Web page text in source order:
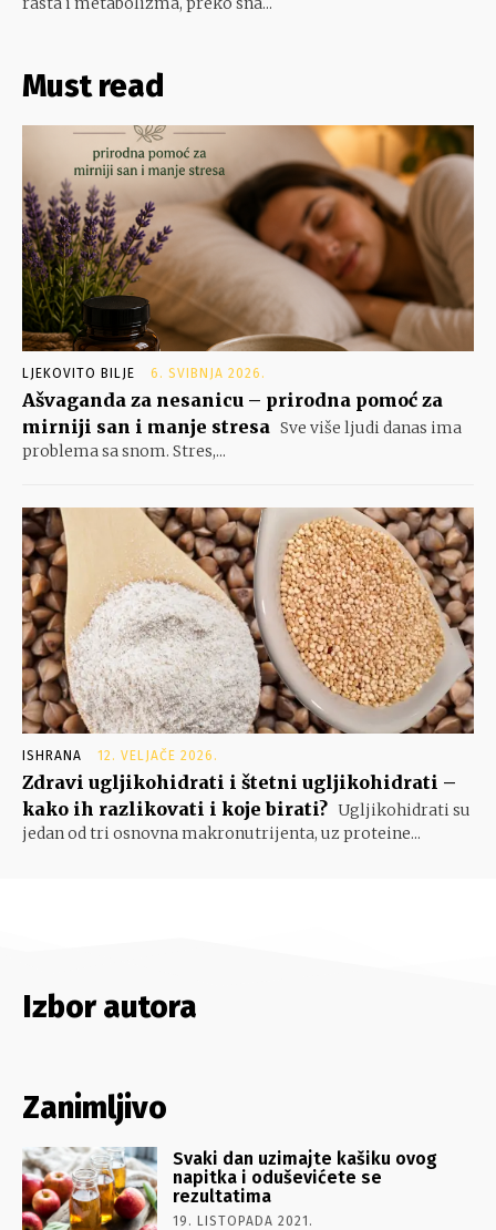
Must read
LJEKOVITO BILJE 6. SVIBNJA 2026.
Ašvaganda za nesanicu – prirodna pomoć za
mirniji san i manje stresa Sve više ljudi danas ima
problema sa snom. Stres,...
ISHRANA 12. VELJAČE 2026.
Zdravi ugljikohidrati i štetni ugljikohidrati –
kako ih razlikovati i koje birati? Ugljikohidrati su
jedan od tri osnovna makronutrijenta, uz proteine...
Izbor autora
Zanimljivo
Svaki dan uzimajte kašiku ovog
napitka i oduševićete se
rezultatima
19. LISTOPADA 2021.